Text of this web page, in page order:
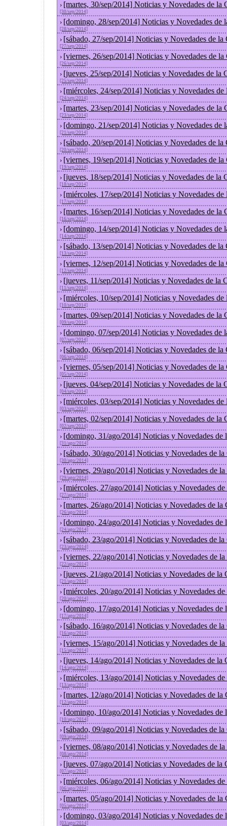
› [martes, 30/sep/2014] Noticias y Novedades de la
[30/sep/2014]
› [domingo, 28/sep/2014] Noticias y Novedades de
[28/sep/2014]
› [sábado, 27/sep/2014] Noticias y Novedades de la
[27/sep/2014]
› [viernes, 26/sep/2014] Noticias y Novedades de la
[26/sep/2014]
› [jueves, 25/sep/2014] Noticias y Novedades de la
[25/sep/2014]
› [miércoles, 24/sep/2014] Noticias y Novedades de
[24/sep/2014]
› [martes, 23/sep/2014] Noticias y Novedades de la
[23/sep/2014]
› [domingo, 21/sep/2014] Noticias y Novedades de
[21/sep/2014]
› [sábado, 20/sep/2014] Noticias y Novedades de la
[20/sep/2014]
› [viernes, 19/sep/2014] Noticias y Novedades de la
[19/sep/2014]
› [jueves, 18/sep/2014] Noticias y Novedades de la
[18/sep/2014]
› [miércoles, 17/sep/2014] Noticias y Novedades de
[17/sep/2014]
› [martes, 16/sep/2014] Noticias y Novedades de la
[16/sep/2014]
› [domingo, 14/sep/2014] Noticias y Novedades de
[14/sep/2014]
› [sábado, 13/sep/2014] Noticias y Novedades de la
[13/sep/2014]
› [viernes, 12/sep/2014] Noticias y Novedades de la
[12/sep/2014]
› [jueves, 11/sep/2014] Noticias y Novedades de la
[11/sep/2014]
› [miércoles, 10/sep/2014] Noticias y Novedades de
[10/sep/2014]
› [martes, 09/sep/2014] Noticias y Novedades de la
[09/sep/2014]
› [domingo, 07/sep/2014] Noticias y Novedades de
[07/sep/2014]
› [sábado, 06/sep/2014] Noticias y Novedades de la
[06/sep/2014]
› [viernes, 05/sep/2014] Noticias y Novedades de la
[05/sep/2014]
› [jueves, 04/sep/2014] Noticias y Novedades de la
[04/sep/2014]
› [miércoles, 03/sep/2014] Noticias y Novedades de
[03/sep/2014]
› [martes, 02/sep/2014] Noticias y Novedades de la
[02/sep/2014]
› [domingo, 31/ago/2014] Noticias y Novedades de
[31/ago/2014]
› [sábado, 30/ago/2014] Noticias y Novedades de
[30/ago/2014]
› [viernes, 29/ago/2014] Noticias y Novedades de
[29/ago/2014]
› [miércoles, 27/ago/2014] Noticias y Novedades
[27/ago/2014]
› [martes, 26/ago/2014] Noticias y Novedades de la
[26/ago/2014]
› [domingo, 24/ago/2014] Noticias y Novedades de
[24/ago/2014]
› [sábado, 23/ago/2014] Noticias y Novedades de
[23/ago/2014]
› [viernes, 22/ago/2014] Noticias y Novedades de
[22/ago/2014]
› [jueves, 21/ago/2014] Noticias y Novedades de la
[21/ago/2014]
› [miércoles, 20/ago/2014] Noticias y Novedades
[20/ago/2014]
› [domingo, 17/ago/2014] Noticias y Novedades de
[17/ago/2014]
› [sábado, 16/ago/2014] Noticias y Novedades de
[16/ago/2014]
› [viernes, 15/ago/2014] Noticias y Novedades de
[15/ago/2014]
› [jueves, 14/ago/2014] Noticias y Novedades de la
[14/ago/2014]
› [miércoles, 13/ago/2014] Noticias y Novedades
[13/ago/2014]
› [martes, 12/ago/2014] Noticias y Novedades de la
[12/ago/2014]
› [domingo, 10/ago/2014] Noticias y Novedades de
[10/ago/2014]
› [sábado, 09/ago/2014] Noticias y Novedades de
[09/ago/2014]
› [viernes, 08/ago/2014] Noticias y Novedades de
[08/ago/2014]
› [jueves, 07/ago/2014] Noticias y Novedades de la
[07/ago/2014]
› [miércoles, 06/ago/2014] Noticias y Novedades
[06/ago/2014]
› [martes, 05/ago/2014] Noticias y Novedades de la
[05/ago/2014]
› [domingo, 03/ago/2014] Noticias y Novedades de
[03/ago/2014]